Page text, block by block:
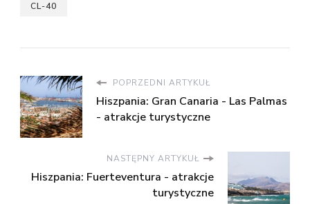
CL-40
POPRZEDNI ARTYKUŁ
Hiszpania: Gran Canaria - Las Palmas
- atrakcje turystyczne
NASTĘPNY ARTYKUŁ
Hiszpania: Fuerteventura - atrakcje
turystyczne